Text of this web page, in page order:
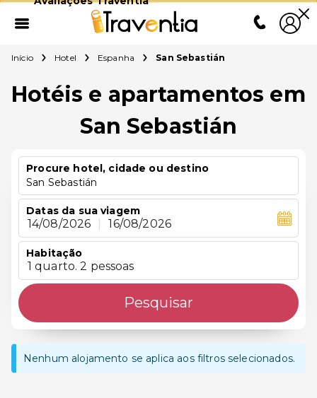
Início Hotel Espanha San Sebastián
Hotéis e apartamentos em
San Sebastián
Procure hotel, cidade ou destino
San Sebastián
Datas da sua viagem
14/08/2026 16/08/2026
Habitação
1 quarto. 2 pessoas
Pesquisar
Nenhum alojamento se aplica aos filtros selecionados.